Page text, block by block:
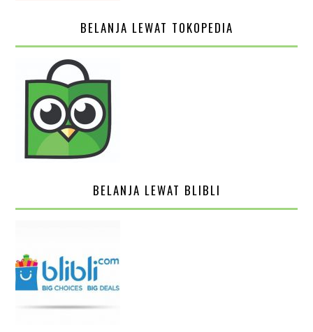
BELANJA LEWAT TOKOPEDIA
BELANJA LEWAT BLIBLI